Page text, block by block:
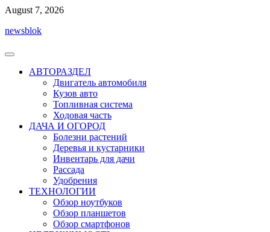
Перейти
содержимому
August 7, 2026
newsblok
АВТОРАЗДЕЛ
Двигатель автомобиля
Кузов авто
Топливная система
Ходовая часть
ДАЧА И ОГОРОД
Болезни растений
Деревья и кустарники
Инвентарь для дачи
Рассада
Удобрения
ТЕХНОЛОГИИ
Обзор ноутбуков
Обзор планшетов
Обзор смартфонов